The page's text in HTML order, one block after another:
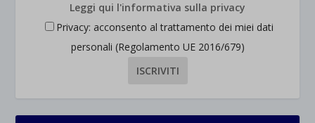
Leggi qui l'informativa sulla privacy
Privacy: acconsento al trattamento dei miei dati
personali (Regolamento UE 2016/679)
wp-settings-time-*
jetpackState[message]
rientrano nelle altre categorie specifiche o che non sono stati
esplicitamente categorizzati.
Mostra dettagli